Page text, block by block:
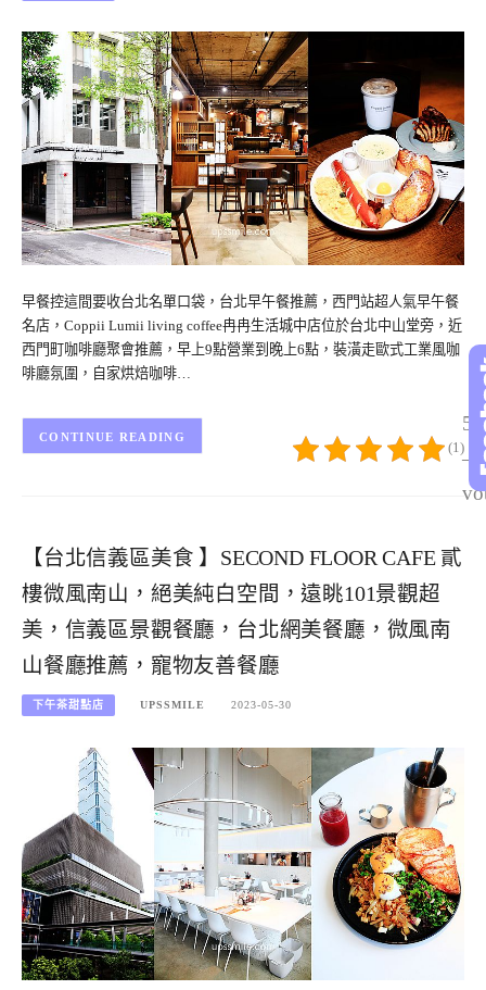
早餐控這間要收台北名單口袋，台北早午餐推薦，西門站超人氣早午餐
名店，Coppii Lumii living coffee冉冉生活城中店位於台北中山堂旁，近
西門町咖啡廳聚會推薦，早上9點營業到晚上6點，裝潢走歐式工業風咖
啡廳氛圍，自家烘焙咖啡…
5/
–
(1)
CONTINUE READING
【台北信義區美食 】SECOND FLOOR CAFE 貳
樓微風南山，絕美純白空間，遠眺101景觀超
美，信義區景觀餐廳，台北網美餐廳，微風南
山餐廳推薦，寵物友善餐廳
下午茶甜點店 UPSSMILE 2023-05-30